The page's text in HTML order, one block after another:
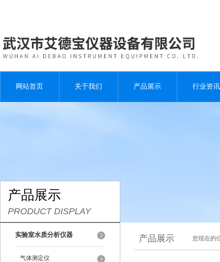
网站首页 关于我们 产品展示 行业资讯
产品展示
PRODUCT DISPLAY
实验室水质分析仪器
气体测定仪
产品展示 您现在的